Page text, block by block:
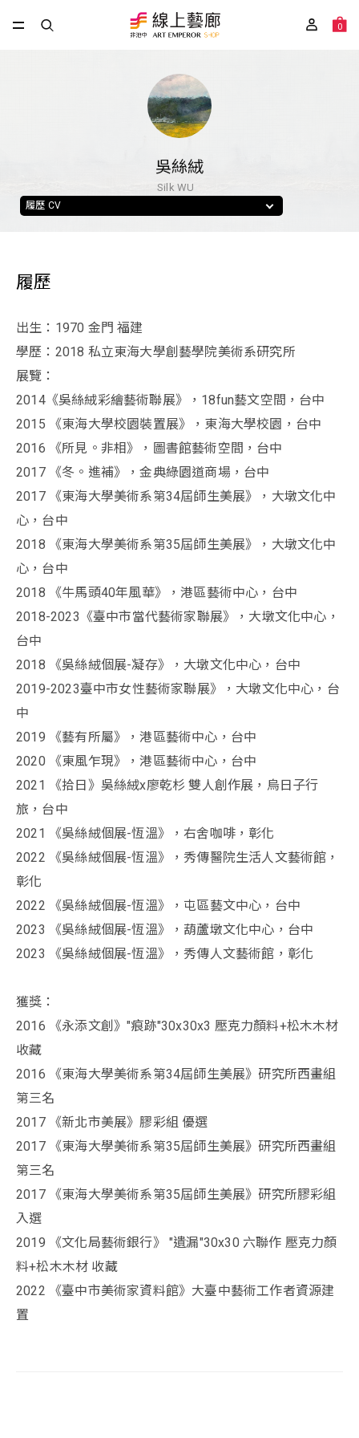
0
吳絲絨
Silk WU
履歷 CV
履歷
出生：1970 金門 福建
學歷：2018 私立東海大學創藝學院美術系研究所
展覽：
2014《吳絲絨彩繪藝術聯展》，18fun藝文空間，台中
2015 《東海大學校園裝置展》，東海大學校園，台中
2016 《所見。非相》，圖書館藝術空間，台中
2017 《冬。進補》，金典綠園道商場，台中
2017 《東海大學美術系第34屆師生美展》，大墩文化中
心，台中
2018 《東海大學美術系第35屆師生美展》，大墩文化中
心，台中
2018 《牛馬頭40年風華》，港區藝術中心，台中
2018-2023《臺中市當代藝術家聯展》，大墩文化中心，
台中
2018 《吳絲絨個展-凝存》，大墩文化中心，台中
2019-2023臺中市女性藝術家聯展》，大墩文化中心，台
中
2019 《藝有所屬》，港區藝術中心，台中
2020 《東風乍現》，港區藝術中心，台中
2021 《拾日》吳絲絨x廖乾杉 雙人創作展，烏日子行
旅，台中
2021 《吳絲絨個展-恆溫》，右舍咖啡，彰化
2022 《吳絲絨個展-恆溫》，秀傳醫院生活人文藝術館，
彰化
2022 《吳絲絨個展-恆溫》，屯區藝文中心，台中
2023 《吳絲絨個展-恆溫》，葫蘆墩文化中心，台中
2023 《吳絲絨個展-恆溫》，秀傳人文藝術館，彰化
獲獎：
2016 《永添文創》"痕跡"30x30x3 壓克力顏料+松木木材
收藏
2016 《東海大學美術系第34屆師生美展》研究所西畫組
第三名
2017 《新北市美展》膠彩組 優選
2017 《東海大學美術系第35屆師生美展》研究所西畫組
第三名
2017 《東海大學美術系第35屆師生美展》研究所膠彩組
入選
2019 《文化局藝術銀行》 "遺漏"30x30 六聯作 壓克力顏
料+松木木材 收藏
2022 《臺中市美術家資料館》大臺中藝術工作者資源建
置